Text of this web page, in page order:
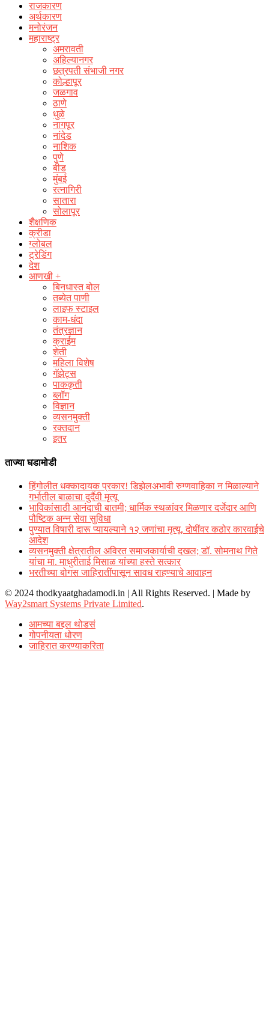
राजकारण
अर्थकारण
मनोरंजन
महाराष्ट्र
अमरावती
अहिल्यानगर
छत्रपती संभाजी नगर
कोल्हापूर
जळगाव
ठाणे
धुळे
नागपूर
नांदेड
नाशिक
पुणे
बीड
मुंबई
रत्नागिरी
सातारा
सोलापूर
शैक्षणिक
क्रीडा
ग्लोबल
ट्रेडिंग
देश
आणखी +
बिनधास्त बोल
तब्येत पाणी
लाइफ स्टाइल
काम-धंदा
तंत्रज्ञान
क्राईम
शेती
महिला विशेष
गॅझेट्स
पाककृती
ब्लॉग
विज्ञान
व्यसनमुक्ती
रक्‍तदान
इतर
ताज्या घडामोडी
हिंगोलीत धक्कादायक प्रकार! डिझेलअभावी रुग्णवाहिका न मिळाल्याने
गर्भातील बाळाचा दुर्दैवी मृत्यू
भाविकांसाठी आनंदाची बातमी; धार्मिक स्थळांवर मिळणार दर्जेदार आणि
पौष्टिक अन्न सेवा सुविधा
पुण्यात विषारी दारू प्यायल्याने १२ जणांचा मृत्यू, दोषींवर कठोर कारवाईचे
आदेश
व्यसनमुक्ती क्षेत्रातील अविरत समाजकार्याची दखल; डॉ. सोमनाथ गिते
यांचा मा. माधुरीताई मिसाळ यांच्या हस्ते सत्कार
भरतीच्या बोगस जाहिरातींपासून सावध राहण्याचे आवाहन
© 2024 thodkyaatghadamodi.in | All Rights Reserved. | Made by
Way2smart Systems Private Limited.
आमच्या बद्दल थोडसं
गोपनीयता धोरण
जाहिरात करण्याकरिता